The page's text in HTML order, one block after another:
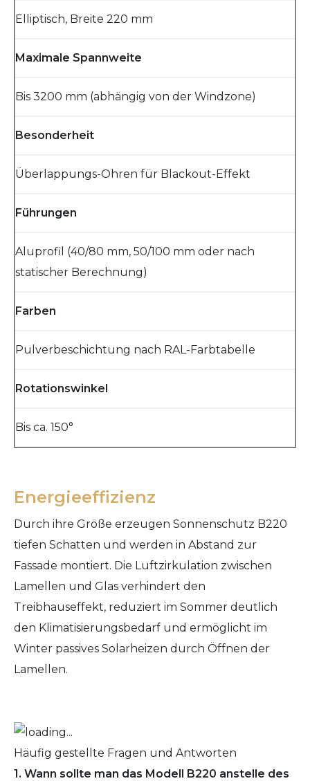
Elliptisch, Breite 220 mm
Maximale Spannweite
Bis 3200 mm (abhängig von der Windzone)
Besonderheit
Überlappungs-Ohren für Blackout-Effekt
Führungen
Aluprofil (40/80 mm, 50/100 mm oder nach
statischer Berechnung)
Farben
Pulverbeschichtung nach RAL-Farbtabelle
Rotationswinkel
Bis ca. 150°
Energieeffizienz
Durch ihre Größe erzeugen Sonnenschutz B220
tiefen Schatten und werden in Abstand zur
Fassade montiert. Die Luftzirkulation zwischen
Lamellen und Glas verhindert den
Treibhauseffekt, reduziert im Sommer deutlich
den Klimatisierungsbedarf und ermöglicht im
Winter passives Solarheizen durch Öffnen der
Lamellen.
Häufig gestellte Fragen und Antworten
1. Wann sollte man das Modell B220 anstelle des